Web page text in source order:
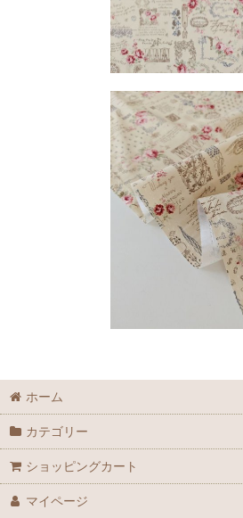
ホーム
カテゴリー
ショッピングカート
マイページ